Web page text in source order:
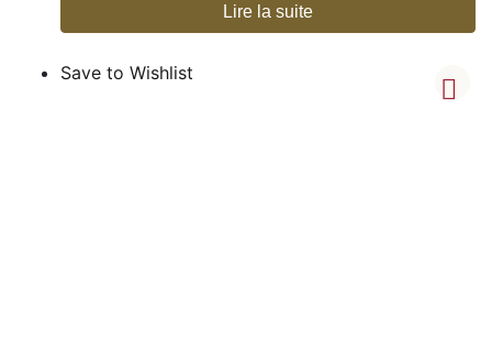
Lire la suite
Save to Wishlist